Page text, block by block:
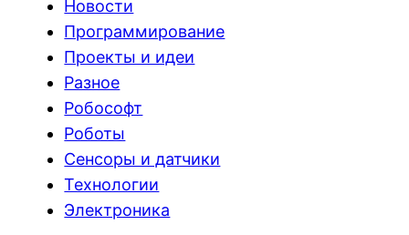
Новости
Программирование
Проекты и идеи
Разное
Робософт
Роботы
Сенсоры и датчики
Технологии
Электроника